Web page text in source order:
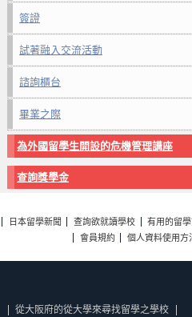
簽證
試著融入交流活動
諮詢櫃台
畢業之際
為外國留學生開設的危機管理講座
查詢獎學金
日本留學新聞 查詢欲就讀學校 有用的留
會員規約
個人資料使用方
從大阪府的從大學來尋找留學之學校